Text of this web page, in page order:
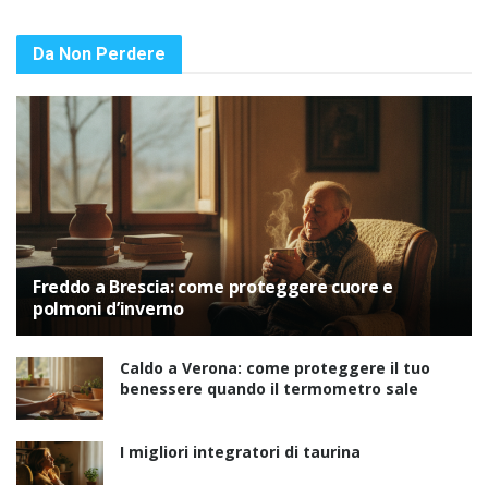
Da Non Perdere
Freddo a Brescia: come proteggere cuore e
polmoni d’inverno
Caldo a Verona: come proteggere il tuo
benessere quando il termometro sale
I migliori integratori di taurina